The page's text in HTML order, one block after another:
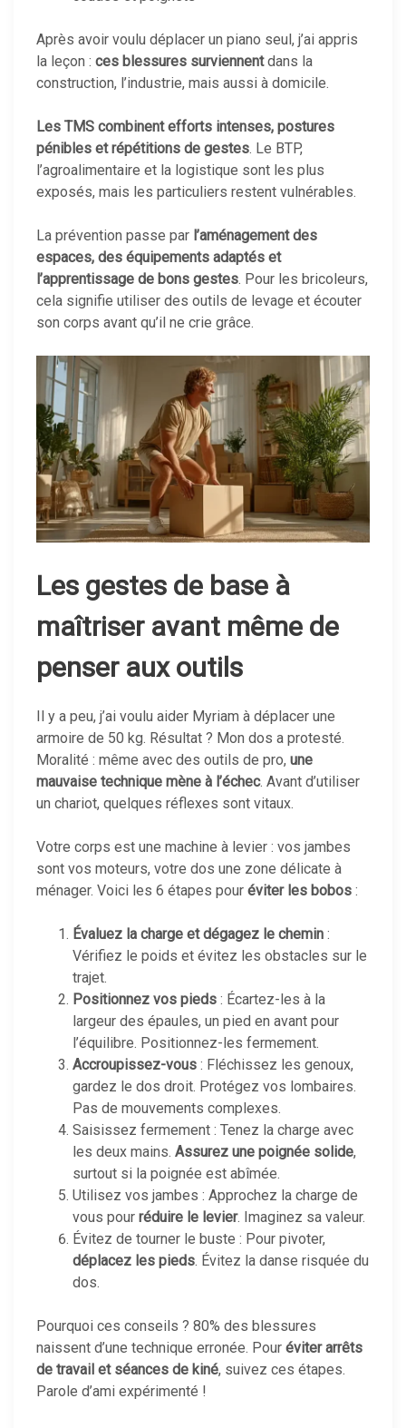
Après avoir voulu déplacer un piano seul, j’ai appris
la leçon : ces blessures surviennentdans la
construction, l’industrie, mais aussi à domicile.
Les TMS combinent efforts intenses, postures
pénibles et répétitions de gestes. Le BTP,
l’agroalimentaire et la logistique sont les plus
exposés, mais les particuliers restent vulnérables.
La prévention passe par l’aménagement des
espaces, des équipements adaptés et
l’apprentissage de bons gestes. Pour les bricoleurs,
cela signifie utiliser des outils de levage et écouter
son corps avant qu’il ne crie grâce.
Les gestes de base à
maîtriser avant même de
penser aux outils
Il y a peu, j’ai voulu aider Myriam à déplacer une
armoire de 50 kg. Résultat ? Mon dos a protesté.
Moralité : même avec des outils de pro, une
mauvaise technique mène à l’échec. Avant d’utiliser
un chariot, quelques réflexes sont vitaux.
Votre corps est une machine à levier : vos jambes
sont vos moteurs, votre dos une zone délicate à
ménager. Voici les 6 étapes pour éviter les bobos :
Évaluez la charge et dégagez le chemin :
Vérifiez le poids et évitez les obstacles sur le
trajet.
Positionnez vos pieds : Écartez-les à la
largeur des épaules, un pied en avant pour
l’équilibre. Positionnez-les fermement.
Accroupissez-vous : Fléchissez les genoux,
gardez le dos droit. Protégez vos lombaires.
Pas de mouvements complexes.
Saisissez fermement : Tenez la charge avec
les deux mains. Assurez une poignée solide,
surtout si la poignée est abîmée.
Utilisez vos jambes : Approchez la charge de
vous pour réduire le levier. Imaginez sa valeur.
Évitez de tourner le buste : Pour pivoter,
déplacez les pieds. Évitez la danse risquée du
dos.
Pourquoi ces conseils ? 80% des blessures
naissent d’une technique erronée. Pour éviter arrêts
de travail et séances de kiné, suivez ces étapes.
Parole d’ami expérimenté !